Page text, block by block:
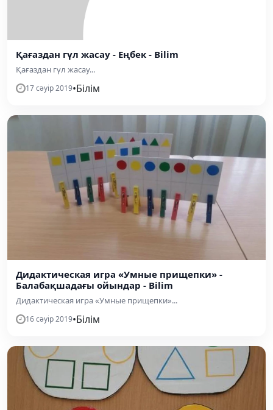
Қағаздан гүл жасау - Еңбек - Bilim
Қағаздан гүл жасау...
17 сәуір 2019•Білім
Дидактическая игра «Умные прищепки» -
Балабақшадағы ойындар - Bilim
Дидактическая игра «Умные прищепки»...
16 сәуір 2019•Білім